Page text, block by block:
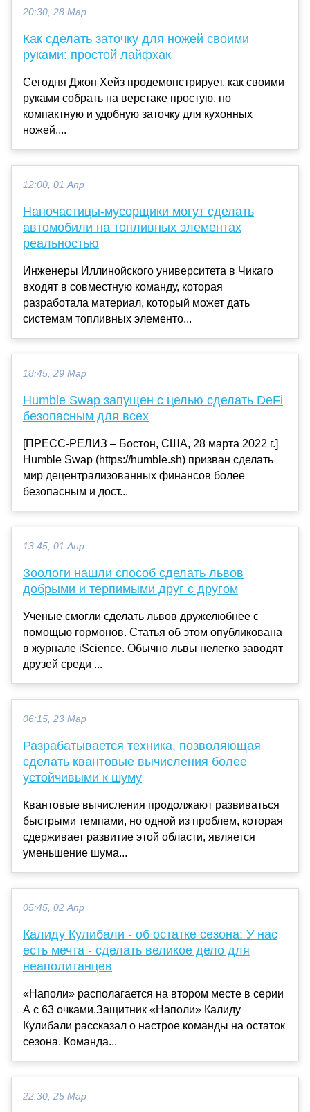
20:30, 28 Мар
Как сделать заточку для ножей своими
руками: простой лайфхак
Сегодня Джон Хейз продемонстрирует, как своими
руками собрать на верстаке простую, но
компактную и удобную заточку для кухонных
ножей....
12:00, 01 Апр
Наночастицы-мусорщики могут сделать
автомобили на топливных элементах
реальностью
Инженеры Иллинойского университета в Чикаго
входят в совместную команду, которая
разработала материал, который может дать
системам топливных элементо...
18:45, 29 Мар
Humble Swap запущен с целью сделать DeFi
безопасным для всех
[ПРЕСС-РЕЛИЗ – Бостон, США, 28 марта 2022 г.]
Humble Swap (https://humble.sh) призван сделать
мир децентрализованных финансов более
безопасным и дост...
13:45, 01 Апр
Зоологи нашли способ сделать львов
добрыми и терпимыми друг с другом
Ученые смогли сделать львов дружелюбнее с
помощью гормонов. Статья об этом опубликована
в журнале iScience. Обычно львы нелегко заводят
друзей среди ...
06:15, 23 Мар
Разрабатывается техника, позволяющая
сделать квантовые вычисления более
устойчивыми к шуму
Квантовые вычисления продолжают развиваться
быстрыми темпами, но одной из проблем, которая
сдерживает развитие этой области, является
уменьшение шума...
05:45, 02 Апр
Калиду Кулибали - об остатке сезона: У нас
есть мечта - сделать великое дело для
неаполитанцев
«Наполи» располагается на втором месте в серии
А с 63 очками.Защитник «Наполи» Калиду
Кулибали рассказал о настрое команды на остаток
сезона. Команда...
22:30, 25 Мар